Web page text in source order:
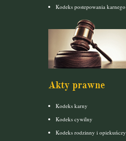
Kodeks postepowania karnego
Akty prawne
Kodeks karny
Kodeks cywilny
Kodeks rodzinny i opiekuńczy